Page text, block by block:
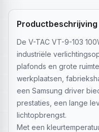
Productbeschrijving
De V-TAC VT-9-103
industriële
plafonds en grote
werkplaatsen,
een Samsung driver
prestaties, een lange
lichtopbrengst.
Met een